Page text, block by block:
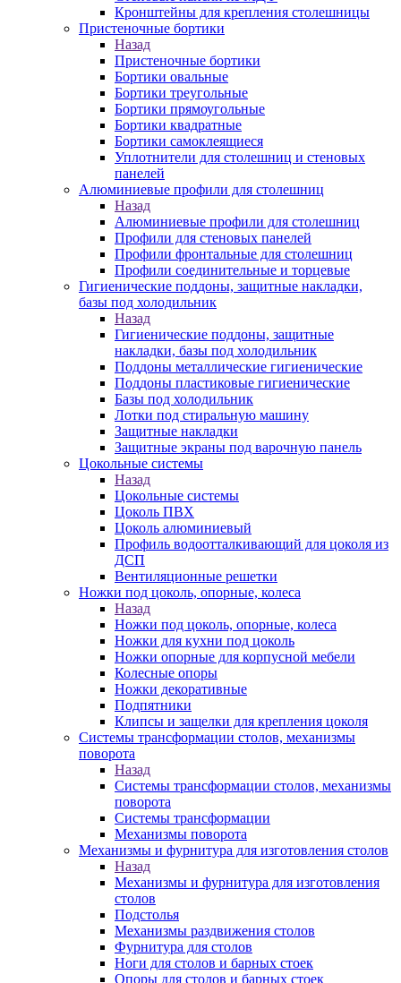
Кронштейны для крепления столешницы
Пристеночные бортики
Назад
Пристеночные бортики
Бортики овальные
Бортики треугольные
Бортики прямоугольные
Бортики квадратные
Бортики самоклеящиеся
Уплотнители для столешниц и стеновых
панелей
Алюминиевые профили для столешниц
Назад
Алюминиевые профили для столешниц
Профили для стеновых панелей
Профили фронтальные для столешниц
Профили соединительные и торцевые
Гигиенические поддоны, защитные накладки,
базы под холодильник
Назад
Гигиенические поддоны, защитные
накладки, базы под холодильник
Поддоны металлические гигиенические
Поддоны пластиковые гигиенические
Базы под холодильник
Лотки под стиральную машину
Защитные накладки
Защитные экраны под варочную панель
Цокольные системы
Назад
Цокольные системы
Цоколь ПВХ
Цоколь алюминиевый
Профиль водоотталкивающий для цоколя из
ДСП
Вентиляционные решетки
Ножки под цоколь, опорные, колеса
Назад
Ножки под цоколь, опорные, колеса
Ножки для кухни под цоколь
Ножки опорные для корпусной мебели
Колесные опоры
Ножки декоративные
Подпятники
Клипсы и защелки для крепления цоколя
Системы трансформации столов, механизмы
поворота
Назад
Системы трансформации столов, механизмы
поворота
Системы трансформации
Механизмы поворота
Механизмы и фурнитура для изготовления столов
Назад
Механизмы и фурнитура для изготовления
столов
Подстолья
Механизмы раздвижения столов
Фурнитура для столов
Ноги для столов и барных стоек
Опоры для столов и барных стоек